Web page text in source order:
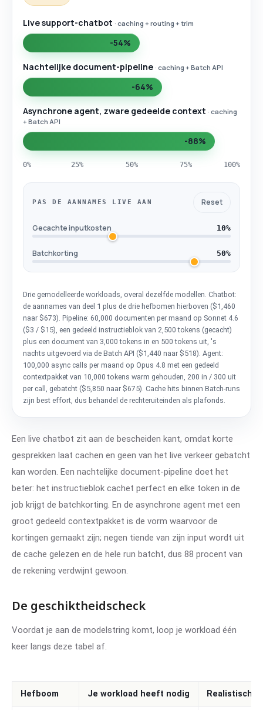
Nachtelijke document-pipeline
Asynchrone agent, zware gedeelde context
Live support-chatbot · caching + routing + trim
-54%
Nachtelijke document-pipeline · caching + Batch API
-64%
Asynchrone agent, zware gedeelde context · caching
+ Batch API
-88%
0% 25% 50% 75% 100%
PAS DE AANNAMES LIVE AAN Reset
Gecachte inputkosten 10%
Batchkorting 50%
Drie gemodelleerde workloads, overal dezelfde modellen. Chatbot:
de aannames van deel 1 plus de drie hefbomen hierboven ($1,460
naar $673). Pipeline: 60,000 documenten per maand op Sonnet 4.6
($3 / $15), een gedeeld instructieblok van 2,500 tokens (gecacht)
plus een document van 3,000 tokens in en 500 tokens uit, 's
nachts uitgevoerd via de Batch API ($1,440 naar $518). Agent:
100,000 async calls per maand op Opus 4.8 met een gedeeld
contextpakket van 10,000 tokens warm gehouden, 200 in / 300 uit
per call, gebatcht ($5,850 naar $675). Cache hits binnen Batch-runs
zijn best effort, dus behandel de rechteruiteinden als plafonds.
Een live chatbot zit aan de bescheiden kant, omdat korte
gesprekken laat cachen en geen van het live verkeer gebatcht
kan worden. Een nachtelijke document-pipeline doet het
beter: het instructieblok cachet perfect en elke token in de
job krijgt de batchkorting. En de asynchrone agent met een
groot gedeeld contextpakket is de vorm waarvoor de
kortingen gemaakt zijn; negen tiende van zijn input wordt uit
de cache gelezen en de hele run batcht, dus 88 procent van
de rekening verdwijnt gewoon.
De geschiktheidscheck
Voordat je aan de modelstring komt, loop je workload één
keer langs deze tabel af.
Hefboom Je workload heeft nodig Realistische